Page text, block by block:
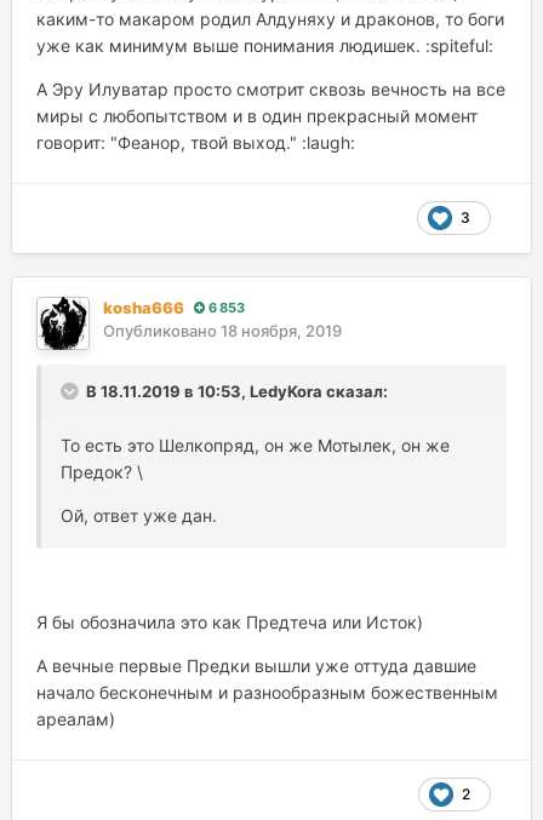
каким-то макаром родил Алдуняху и драконов, то боги
уже как минимум выше понимания людишек. :spiteful:
А Эру Илуватар просто смотрит сквозь вечность на все
миры с любопытством и в один прекрасный момент
говорит: "Феанор, твой выход." :laugh:
3
kosha666 6 853
Опубликовано 18 ноября, 2019
В 18.11.2019 в 10:53, LedyKora сказал:
То есть это Шелкопряд, он же Мотылек, он же
Предок? \
Ой, ответ уже дан.
Я бы обозначила это как Предтеча или Исток)
А вечные первые Предки вышли уже оттуда давшие
начало бесконечным и разнообразным божественным
ареалам)
2